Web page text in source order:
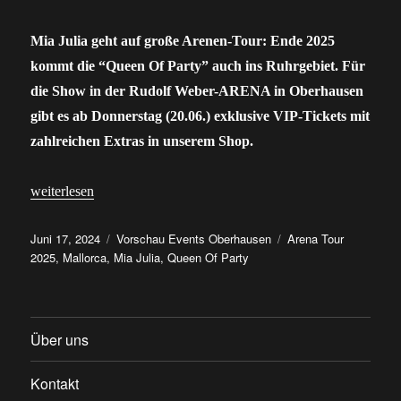
Mia Julia geht auf große Arenen-Tour: Ende 2025
kommt die “Queen Of Party” auch ins Ruhrgebiet. Für
die Show in der Rudolf Weber-ARENA in Oberhausen
gibt es ab Donnerstag (20.06.) exklusive VIP-Tickets mit
zahlreichen Extras in unserem Shop.
„Mia Julia in Oberhausen: Exklusive VIP-Tickets für die “Queen
weiterlesen
Veröffentlicht
am
Juni 17, 2024 Kategorien
Vorschau Events Oberhausen Schlagwörter
Arena Tour
2025, Mallorca, Mia Julia,Queen Of Party
Über uns
Kontakt